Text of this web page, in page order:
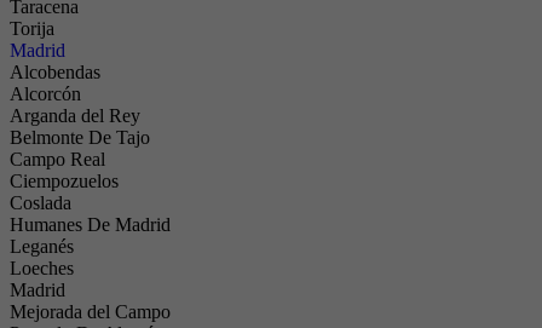
Taracena
Torija
Madrid
Alcobendas
Alcorcón
Arganda del Rey
Belmonte De Tajo
Campo Real
Ciempozuelos
Coslada
Humanes De Madrid
Leganés
Loeches
Madrid
Mejorada del Campo